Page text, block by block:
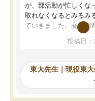
が、部活動が忙しくな
取れなくなるとみるみ
ていきました。高校の
供も家に帰って勉強の
応を示します。東大先
れるので、親としても
使える自習室とかもあ
ところがあれば先生が
のも重宝しています。
投稿日：
東大先生｜現役東